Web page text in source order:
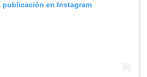
publicación en Instagram